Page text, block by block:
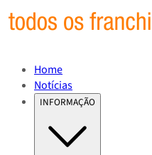
Home
Notícias
INFORMAÇÃO